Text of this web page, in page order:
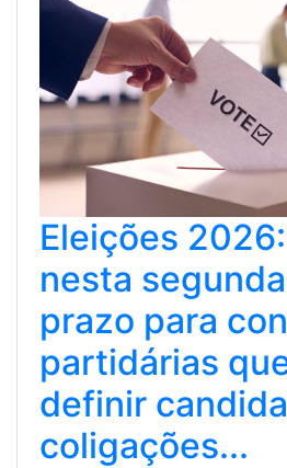
Eleições
nesta
prazo para
partidárias
definir
coligações...